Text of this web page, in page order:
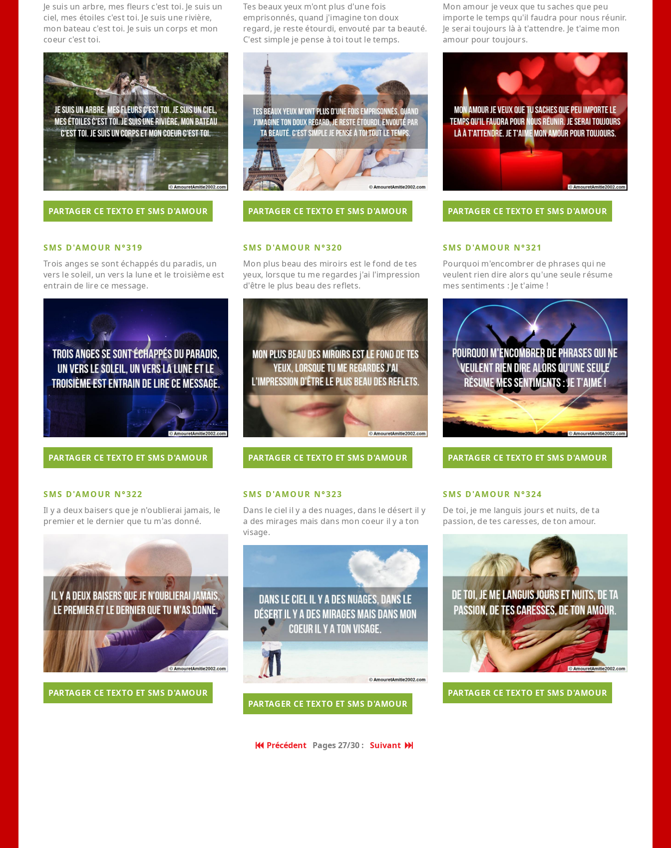
Je suis un arbre, mes fleurs c'est toi. Je suis un
ciel, mes étoiles c'est toi. Je suis une rivière,
mon bateau c'est toi. Je suis un corps et mon
coeur c'est toi.
PARTAGER CE TEXTO ET SMS D'AMOUR
Tes beaux yeux m'ont plus d'une fois
emprisonnés, quand j'imagine ton doux
regard, je reste étourdi, envouté par ta beauté.
C'est simple je pense à toi tout le temps.
PARTAGER CE TEXTO ET SMS D'AMOUR
Mon amour je veux que tu saches que peu
importe le temps qu'il faudra pour nous réunir.
Je serai toujours là à t'attendre. Je t'aime mon
amour pour toujours.
PARTAGER CE TEXTO ET SMS D'AMOUR
SMS D'AMOUR N°319
Trois anges se sont échappés du paradis, un
vers le soleil, un vers la lune et le troisième est
entrain de lire ce message.
PARTAGER CE TEXTO ET SMS D'AMOUR
SMS D'AMOUR N°320
Mon plus beau des miroirs est le fond de tes
yeux, lorsque tu me regardes j'ai l'impression
d'être le plus beau des reflets.
PARTAGER CE TEXTO ET SMS D'AMOUR
SMS D'AMOUR N°321
Pourquoi m'encombrer de phrases qui ne
veulent rien dire alors qu'une seule résume
mes sentiments : Je t'aime !
PARTAGER CE TEXTO ET SMS D'AMOUR
SMS D'AMOUR N°322
Il y a deux baisers que je n'oublierai jamais, le
premier et le dernier que tu m'as donné.
PARTAGER CE TEXTO ET SMS D'AMOUR
SMS D'AMOUR N°323
Dans le ciel il y a des nuages, dans le désert il y
a des mirages mais dans mon coeur il y a ton
visage.
PARTAGER CE TEXTO ET SMS D'AMOUR
SMS D'AMOUR N°324
De toi, je me languis jours et nuits, de ta
passion, de tes caresses, de ton amour.
PARTAGER CE TEXTO ET SMS D'AMOUR
Précédent Pages 27/30 : Suivant